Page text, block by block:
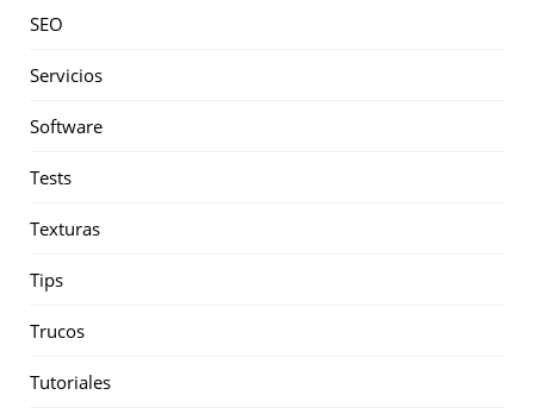
SEO
Servicios
Software
Tests
Texturas
Tips
Trucos
Tutoriales